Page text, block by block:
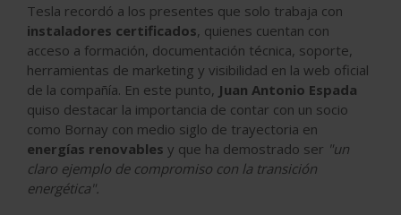
Tesla recordó a los presentes que solo trabaja con
instaladores certificados, quienes cuentan con
acceso a formación, documentación técnica, soporte,
herramientas de marketing y visibilidad en la web oficial
de la compañía. En este punto, Juan Antonio Espada
quiso destacar la importancia de contar con un socio
como Bornay con medio siglo de trayectoria en
energías renovables y que ha demostrado ser "un
claro ejemplo de compromiso con la transición
energética".